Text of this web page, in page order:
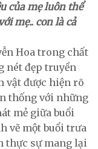
của mẹ luôn thể
mẹ.. con là cả
Hoa trong chất
nét đẹp truyền
vật được hiện rõ
thống với những
mẻ giữa buổi
vẽ một buổi trưa
thực sự mang lại